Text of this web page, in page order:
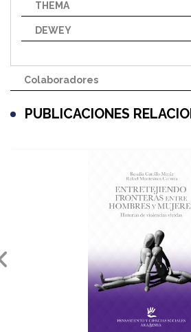
THEMA
DEWEY
Colaboradores
PUBLICACIONES